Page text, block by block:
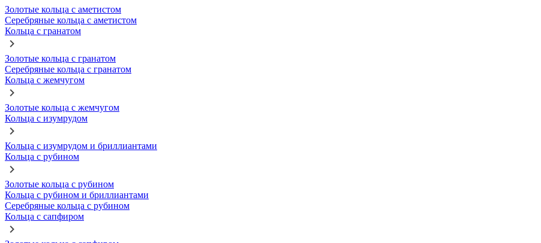
Золотые кольца с аметистом
Серебряные кольца с аметистом
Кольца с гранатом
Золотые кольца с гранатом
Серебряные кольца с гранатом
Кольца с жемчугом
Золотые кольца с жемчугом
Кольца с изумрудом
Кольца с изумрудом и бриллиантами
Кольца с рубином
Золотые кольца с рубином
Кольца с рубином и бриллиантами
Серебряные кольца с рубином
Кольца с сапфиром